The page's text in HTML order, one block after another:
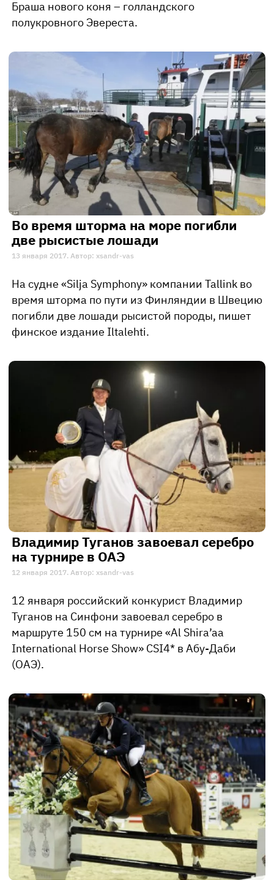
Браша нового коня – голландского
полукровного Эвереста.
Во время шторма на море погибли
две рысистые лошади
13 января 2017. Автор: xsandr-vas
На судне «Silja Symphony» компании Tallink во
время шторма по пути из Финляндии в Швецию
погибли две лошади рысистой породы, пишет
финское издание Iltalehti.
Владимир Туганов завоевал серебро
на турнире в ОАЭ
12 января 2017. Автор: xsandr-vas
12 января российский конкурист Владимир
Туганов на Синфони завоевал серебро в
маршруте 150 см на турнире «Al Shira’aa
International Horse Show» CSI4* в Абу-Даби
(ОАЭ).